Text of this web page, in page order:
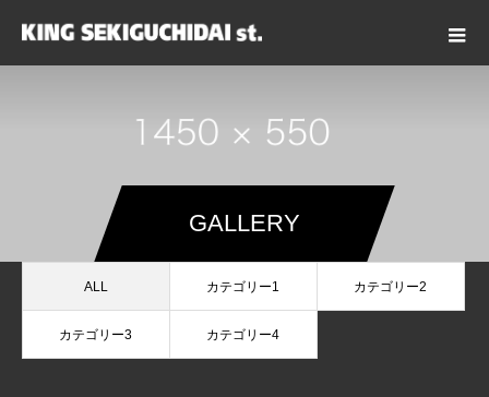
GALLERY
ALL カテゴリー1 カテゴリー2
カテゴリー3 カテゴリー4